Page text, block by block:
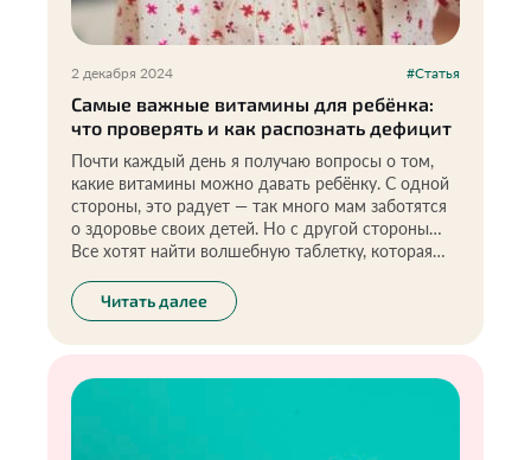
2 декабря 2024 #Статья
Самые важные витамины для ребёнка:
что проверять и как распознать дефицит
Почти каждый день я получаю вопросы о том,
какие витамины можно давать ребёнку. С одной
стороны, это радует — так много мам заботятся
о здоровье своих детей. Но с другой стороны…
Все хотят найти волшебную таблетку, которая
таблетки не существует.
Читать далее